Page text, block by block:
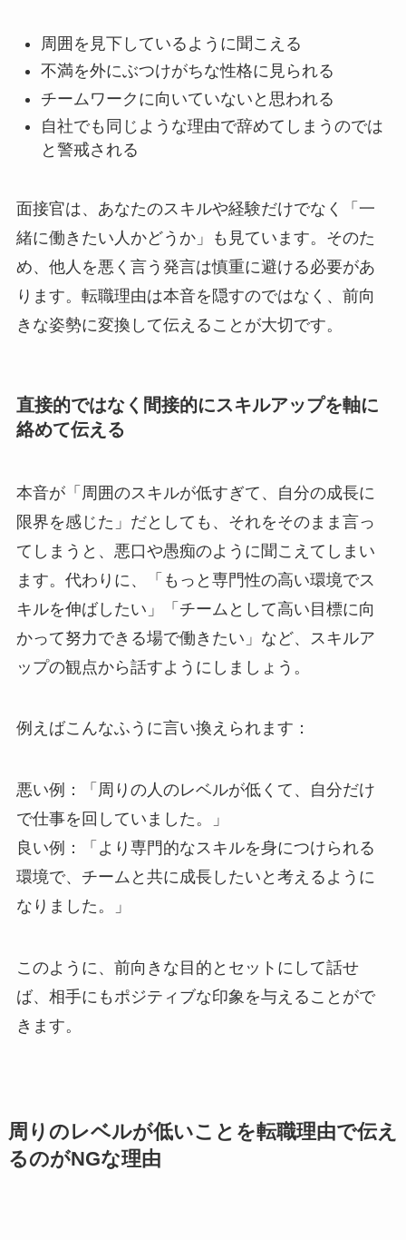
周囲を見下しているように聞こえる
不満を外にぶつけがちな性格に見られる
チームワークに向いていないと思われる
自社でも同じような理由で辞めてしまうのでは
と警戒される
面接官は、あなたのスキルや経験だけでなく「一
緒に働きたい人かどうか」も見ています。そのた
め、他人を悪く言う発言は慎重に避ける必要があ
ります。転職理由は本音を隠すのではなく、前向
きな姿勢に変換して伝えることが大切です。
直接的ではなく間接的にスキルアップを軸に
絡めて伝える
本音が「周囲のスキルが低すぎて、自分の成長に
限界を感じた」だとしても、それをそのまま言っ
てしまうと、悪口や愚痴のように聞こえてしまい
ます。代わりに、「もっと専門性の高い環境でス
キルを伸ばしたい」「チームとして高い目標に向
かって努力できる場で働きたい」など、スキルア
ップの観点から話すようにしましょう。
例えばこんなふうに言い換えられます：
悪い例：「周りの人のレベルが低くて、自分だけ
で仕事を回していました。」
良い例：「より専門的なスキルを身につけられる
環境で、チームと共に成長したいと考えるように
なりました。」
このように、前向きな目的とセットにして話せ
ば、相手にもポジティブな印象を与えることがで
きます。
周りのレベルが低いことを転職理由で伝え
るのがNGな理由